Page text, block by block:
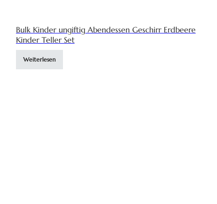
Bulk Kinder ungiftig Abendessen Geschirr Erdbeere
Kinder Teller Set
Weiterlesen